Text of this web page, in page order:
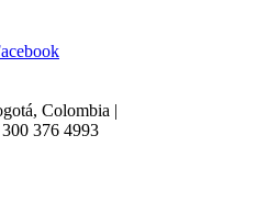
Colombia |
376 4993